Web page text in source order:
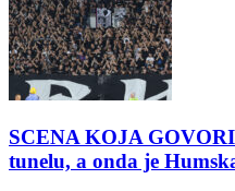
SCENA KOJA
tunelu, a onda je